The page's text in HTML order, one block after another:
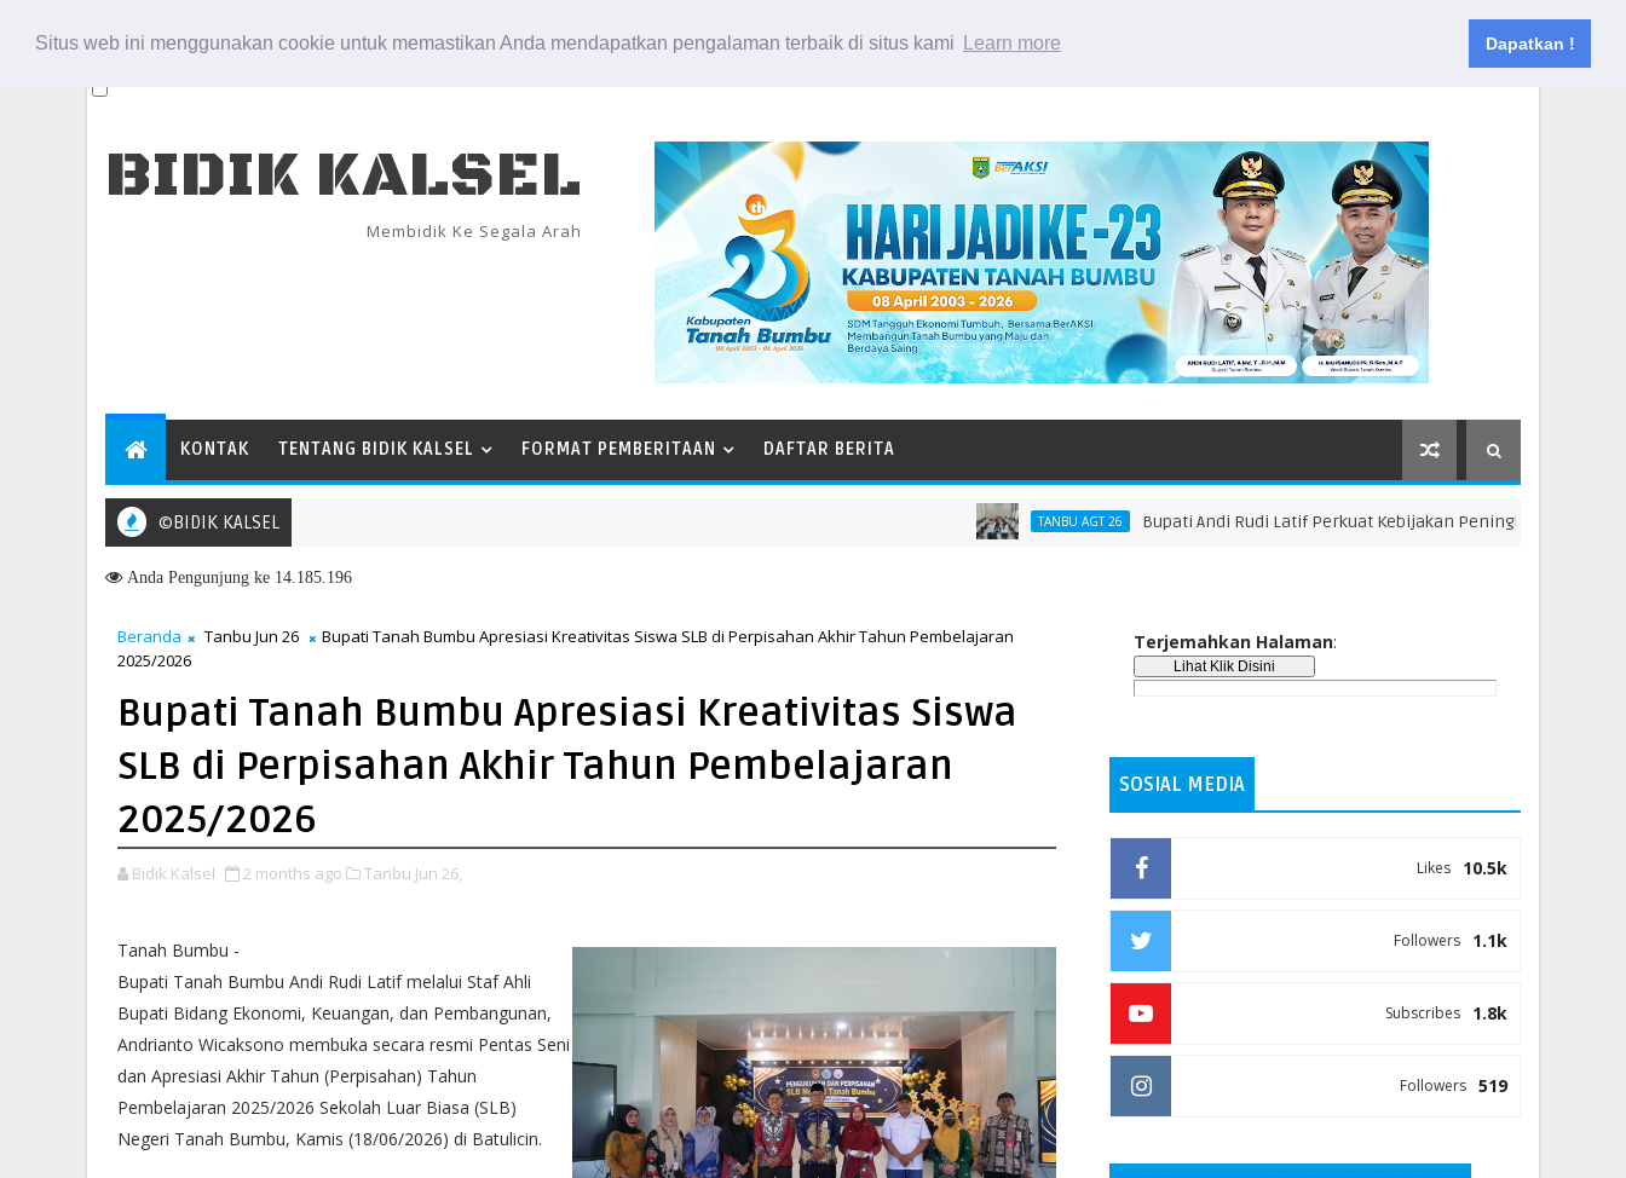
Situs web ini menggunakan cookie untuk memastikan Anda mendapatkan pengalaman terbaik di situs kami Learn more Dapatkan !
Kontak
BIDIK KALSEL
Membidik Ke Segala Arah
KONTAK TENTANG BIDIK KALSEL FORMAT PEMBERITAAN DAFTAR BERITA
©BIDIK KALSEL TANBU AGT 26 Bupati Andi Rudi Latif Perkuat Kebijakan Peningkatan SDM,
Anda Pengunjung ke 14.185.196
Beranda Tanbu Jun 26
Bupati Tanah Bumbu Apresiasi Kreativitas Siswa SLB di Perpisahan Akhir Tahun Pembelajaran
2025/2026
Bupati Tanah Bumbu Apresiasi Kreativitas Siswa
SLB di Perpisahan Akhir Tahun Pembelajaran
2025/2026
Bidik Kalsel 2 months ago Tanbu Jun 26,
Tanah Bumbu -
Bupati Tanah Bumbu Andi Rudi Latif melalui Staf Ahli
Bupati Bidang Ekonomi, Keuangan, dan Pembangunan,
Andrianto Wicaksono membuka secara resmi Pentas Seni
dan Apresiasi Akhir Tahun (Perpisahan) Tahun
Pembelajaran 2025/2026 Sekolah Luar Biasa (SLB)
Negeri Tanah Bumbu, Kamis (18/06/2026) di Batulicin.
Terjemahkan Halaman:
SOSIAL MEDIA
10.5k
Likes
1.1k
Followers
1.8k
Subscribes
519
Followers